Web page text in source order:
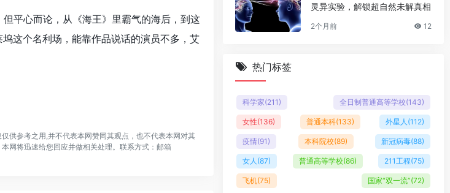
但平心而论，从《海王》里霸气的海后，到这
这个名利场，能靠作品说话的演员不多，艾
供参考之用,并不代表本网赞同其观点，也不代表本网对其
网将迅速给您回应并做相关处理。联系方式：邮箱
灵异实验，解锁超自然未解真相
2个月前 12
热门标签
科学家(211) 全日制普通高等学校(143)
女性(136) 普通本科(133) 外星人 (112)
疫情(91) 本科院校(89) 新冠病毒(88)
女人 (87) 普通高等学校(86) 211工程(75)
飞机(75) 国家“双一流”(72)